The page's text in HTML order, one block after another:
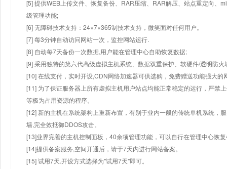
[5] 提供WEB上传文件、恢复备份、RAR压缩、RAR解压、站点重定向、
级管理功能;
[6] 无障碍技术支持：24×7×365制技术支持，微笑面对任何用户。
[7] 每3分钟自动访问网站一次，监控网站运行.
[8] 自动每7天备份一次数据,用户能在管理中心自助恢复数据;
[9] 采用独特的第六代高级虚拟主机系统、数据双重保护、软硬件/透明防火
[10] 在线支付，实时开设,CDN网络加速器可供选购，免费赠送功能强大
[11] 为了保证服务器上所有虚拟主机用户站点均能正常稳定的运行，严禁
等极为占用资源的程序。
[12] 新的主机在系统架构上重新布置，有别于业内一般的传统单机系统，
墙,完全效抵御DDOS攻击。
[13]业界完善的主机控制面板，40余项管理功能，可以自行在管理中心恢
[14]提供备案服务,空间开通后，请于7天内进行网站备案。
[15] 试用7天.开设方式选择为"试用7天"即可。